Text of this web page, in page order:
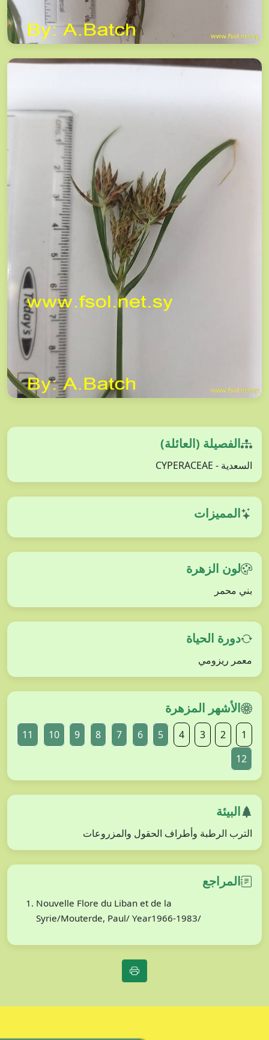
الفصيلة (العائلة)
السعدية - CYPERACEAE
المميزات
لون الزهرة
بني محمر
دورة الحياة
معمر ريزومي
الأشهر المزهرة
1
2
3
4
5
6
7
8
9
10
11
12
البيئة
الترب الرطبة وأطراف الحقول والمزروعات
المراجع
Nouvelle Flore du Liban et de la
Syrie/Mouterde, Paul/ Year1966-1983/